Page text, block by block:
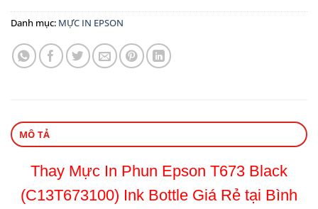
Danh mục: MỰC IN EPSON
MÔ TẢ
Thay Mực In Phun Epson T673 Black
(C13T673100) Ink Bottle Giá Rẻ tại Bình